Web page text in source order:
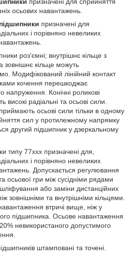
осьових навантажень.
призначені для
і порівняно невеликих
роз'ємні; внутрішнє кільце з
кільце можуть
Модифікований лінійний контакт
кочення перешкоджає
напруження. Конічні роликові
радіальні та осьові сили.
осьові сили тільки в одному
сил у протилежному напрямку
другий підшипник у дзеркальному
типу 77ххх призначені для,
і порівняно невеликих
Допускається регулювання
осьової гри між сусідніми рядами
або заміни дистанційних
зовнішніми та внутрішніми кільцями.
втричі вище, ніж у
підшипника. Осьове навантаження
невикористаного допустимого
штамповані та точені.